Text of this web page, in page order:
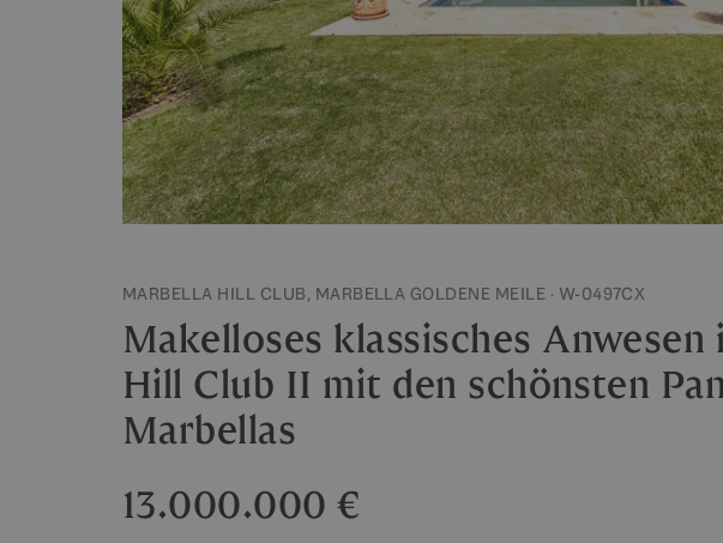
MARBELLA HILL CLUB, MARBELLA GOLDENE MEILE · W-0497CX
Makelloses klassisches
Hill Club II mit den schönsten
Marbellas
13.000.000 €